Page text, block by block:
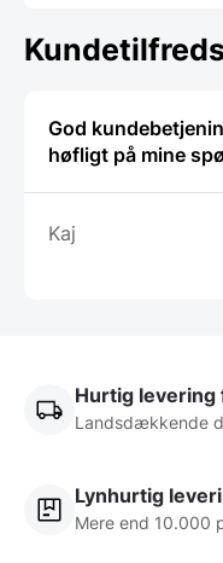
God
høfligt på mine
Kaj
Hurtig levering
Landsdækkende
Lynhurtig
Mere end 10.000